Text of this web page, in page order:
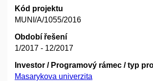
Kód projektu
MUNI/A/1055/2016
Období řešení
1/2017 - 12/2017
Investor / Programový rámec / typ
Masarykova univerzita